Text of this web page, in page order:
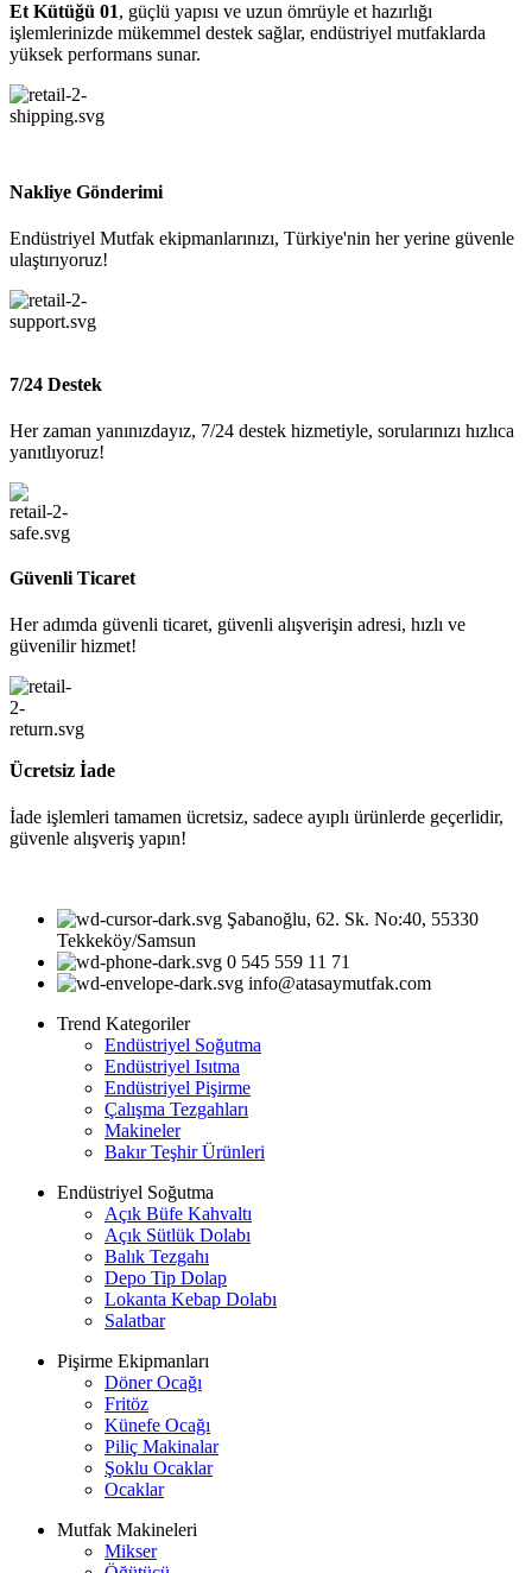
Et Kütüğü 01, güçlü yapısı ve uzun ömrüyle et hazırlığı
işlemlerinizde mükemmel destek sağlar, endüstriyel mutfaklarda
yüksek performans sunar.
Nakliye Gönderimi
Endüstriyel Mutfak ekipmanlarınızı, Türkiye'nin her yerine güvenle
ulaştırıyoruz!
7/24 Destek
Her zaman yanınızdayız, 7/24 destek hizmetiyle, sorularınızı hızlıca
yanıtlıyoruz!
Güvenli Ticaret
Her adımda güvenli ticaret, güvenli alışverişin adresi, hızlı ve
güvenilir hizmet!
Ücretsiz İade
İade işlemleri tamamen ücretsiz, sadece ayıplı ürünlerde geçerlidir,
güvenle alışveriş yapın!
Şabanoğlu, 62. Sk. No:40, 55330
Tekkeköy/Samsun
0 545 559 11 71
info@atasaymutfak.com
Trend Kategoriler
Endüstriyel Soğutma
Endüstriyel Isıtma
Endüstriyel Pişirme
Çalışma Tezgahları
Makineler
Bakır Teşhir Ürünleri
Endüstriyel Soğutma
Açık Büfe Kahvaltı
Açık Sütlük Dolabı
Balık Tezgahı
Depo Tip Dolap
Lokanta Kebap Dolabı
Salatbar
Pişirme Ekipmanları
Döner Ocağı
Fritöz
Künefe Ocağı
Piliç Makinalar
Şoklu Ocaklar
Ocaklar
Mutfak Makineleri
Mikser